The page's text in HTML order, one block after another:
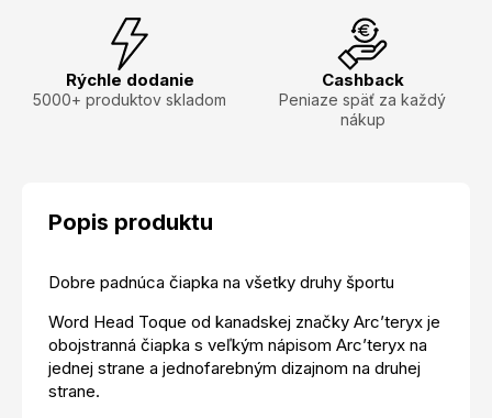
Rýchle dodanie
5000+ produktov skladom
Cashback
Peniaze späť za každý
nákup
Popis produktu
Dobre padnúca čiapka na všetky druhy športu
Word Head Toque od kanadskej značky Arc’teryx je
obojstranná čiapka s veľkým nápisom Arc’teryx na
jednej strane a jednofarebným dizajnom na druhej
strane.